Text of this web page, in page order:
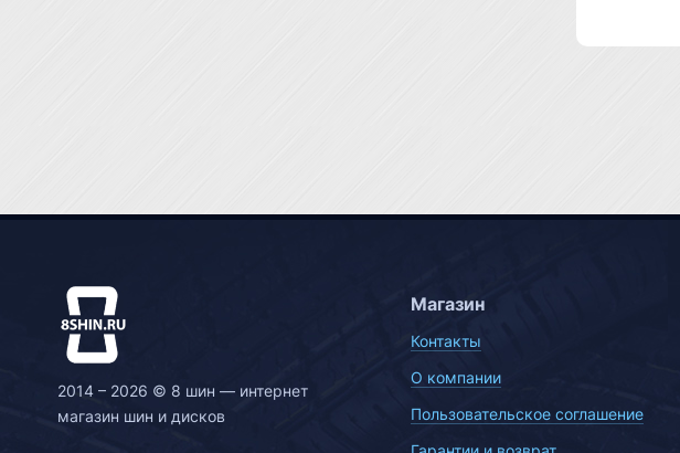
2014 – 2026 © 8 шин — интернет
магазин шин и дисков
Магазин
Контакты
О компании
Пользовательское соглашение